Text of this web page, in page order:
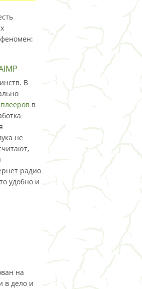
феномен:
В
плееровв
не
радио
удобно и
на
в дело и